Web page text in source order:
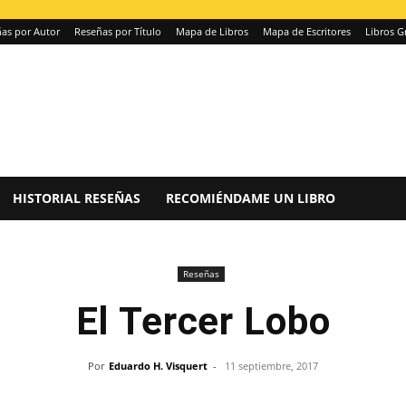
por Autor Reseñas por Título Mapa de Libros Mapa de Escritores Libros
HISTORIAL RESEÑAS RECOMIÉNDAME UN LIBRO
Reseñas
El Tercer Lobo
Por Eduardo H. Visquert - 11 septiembre, 2017